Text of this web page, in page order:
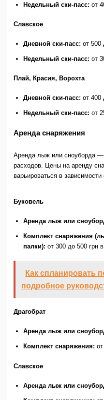
Недельный ски-пасс: от
Славское
Дневной ски-пасс: от 500
Недельный ски-пасс: от
Плай, Красия, Ворохта
Дневной ски-пасс: от 400
Недельный ски-пасс: от
Аренда снаряжения
Аренда лыж или сноуборда
расходов. Цены на аренду
варьироваться в зависимости
Буковель
Аренда лыж или
Комплект снаряжения
палки): от 300 до 500 грн
Как спланировать
подробное
Драгобрат
Аренда лыж или
Комплект снаряжения:
Славское
Аренда лыж или